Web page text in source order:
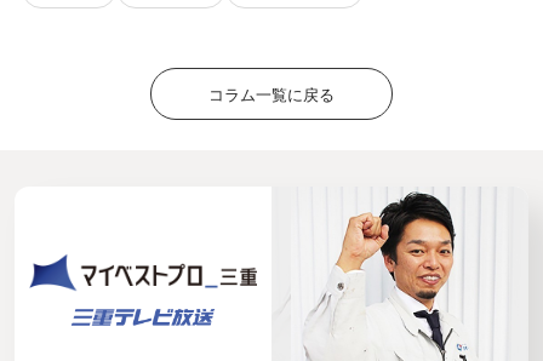
コラム一覧に戻る